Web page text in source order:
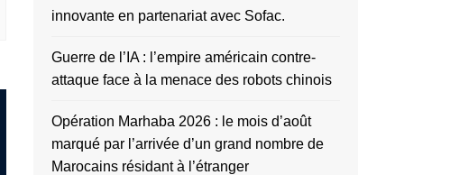
innovante en partenariat avec Sofac.
Guerre de l’IA : l’empire américain contre-
attaque face à la menace des robots chinois
Opération Marhaba 2026 : le mois d’août
marqué par l’arrivée d’un grand nombre de
Marocains résidant à l’étranger